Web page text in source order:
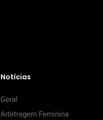
Notícias
Geral
Arbitragem Feminina